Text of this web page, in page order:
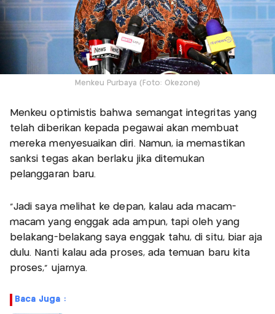
Menkeu Purbaya (Foto: Okezone)
Menkeu optimistis bahwa semangat integritas yang
telah diberikan kepada pegawai akan membuat
mereka menyesuaikan diri. Namun, ia memastikan
sanksi tegas akan berlaku jika ditemukan
pelanggaran baru.
"Jadi saya melihat ke depan, kalau ada macam-
macam yang enggak ada ampun, tapi oleh yang
belakang-belakang saya enggak tahu, di situ, biar aja
dulu. Nanti kalau ada proses, ada temuan baru kita
proses," ujarnya.
Baca Juga :